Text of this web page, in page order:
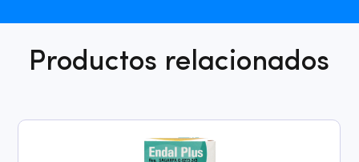
Productos relacionados